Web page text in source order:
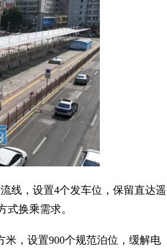
，设置4个发车位，保留直达遥
换乘需求。
，设置900个规范泊位，缓解电